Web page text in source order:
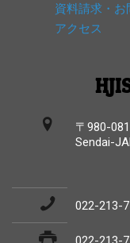
資料請求・お
アクセス
〒980-
Sendai-
022-213-